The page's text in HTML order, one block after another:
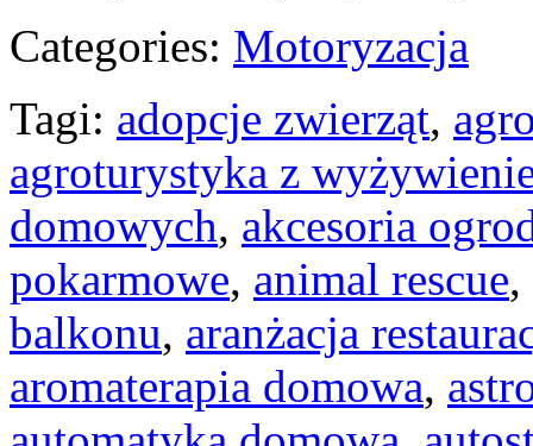
Categories: Motoryzacja
Tagi: adopcje zwierząt,
agroturystyka z
domowych, akcesoria
pokarmowe, animal rescue,
balkonu, aranżacja
aromaterapia domowa,